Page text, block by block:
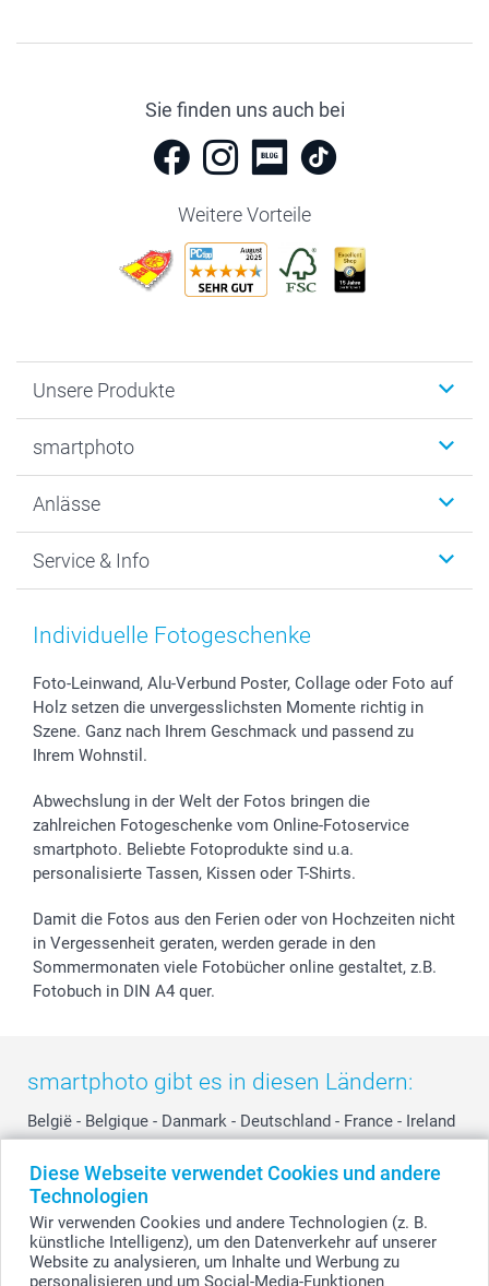
Diese Webseite verwendet Cookies und andere
Technologien
Wir verwenden Cookies und andere Technologien (z. B.
künstliche Intelligenz), um den Datenverkehr auf unserer
Website zu analysieren, um Inhalte und Werbung zu
personalisieren und um Social-Media-Funktionen
Sie finden uns auch bei
Weitere Vorteile
Unsere Produkte
Fotogeschenke
MyNameBook
Fotoabzüge, Fotos als Buch & Poster
Zubehör & Material
Sticker & Etiketten
Geschenk-Gutscheine (PDF)
smartphoto
Warum smartphoto
Datenschutz
AGB
Presse
Partnerprogramme
Investor Relations
Widerrufsrecht
Anlässe
Neujahr
Muttertag
Kommunion & Konfirmation
Hochzeit
Geburtstag
Zu allen Anlässen
Service & Info
Preise und Versandkosten
48h Lieferung
Zahlungsmöglichkeiten
Anmelden /Registrieren
Status der Bestellung
smartfriends
smartgarantie
smartbonus
Individuelle Fotogeschenke
Foto-Leinwand, Alu-Verbund Poster, Collage oder Foto auf
Holz setzen die unvergesslichsten Momente richtig in
Szene. Ganz nach Ihrem Geschmack und passend zu
Ihrem Wohnstil.
Abwechslung in der Welt der Fotos bringen die
zahlreichen Fotogeschenke vom Online-Fotoservice
smartphoto. Beliebte Fotoprodukte sind u.a.
personalisierte Tassen, Kissen oder T-Shirts.
Damit die Fotos aus den Ferien oder von Hochzeiten nicht
in Vergessenheit geraten, werden gerade in den
Sommermonaten viele Fotobücher online gestaltet, z.B.
Fotobuch in DIN A4 quer.
smartphoto gibt es in diesen Ländern:
België - Belgique - Danmark - Deutschland - France - Ireland
Switzerland - Suomi - Sverige - United Kingdom -
Other Countries
Alle Preise verstehen sich in Schweizer Franken (CHF) inkl. MwSt. und zzgl.